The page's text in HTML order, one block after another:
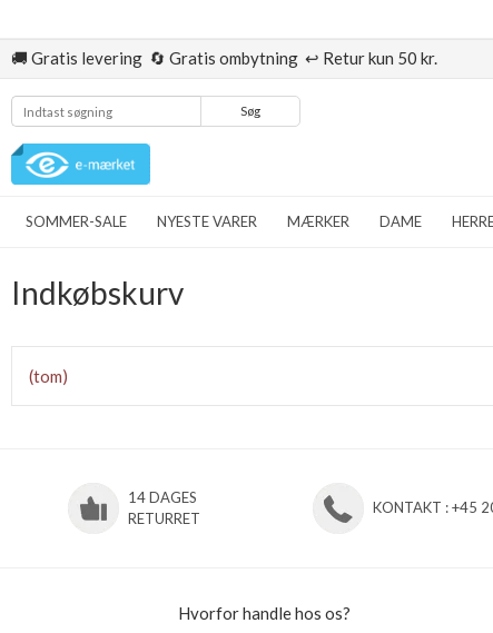
🚚 Gratis levering 🔄 Gratis ombytning ↩️ Retur kun 50 kr.
Søg
SOMMER-SALE NYESTE VARER MÆRKER DAME
Indkøbskurv
(tom)
14 DAGES
RETURRET
KONTAKT : +45
Hvorfor handle hos os?